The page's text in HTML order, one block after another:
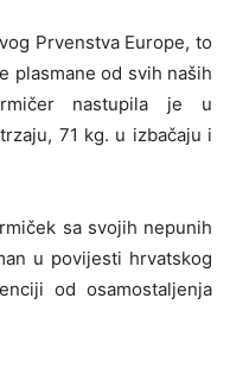
Prvenstva Europe, to
plasmane od svih naših
nastupila je u
71 kg. u izbačaju i
sa svojih nepunih
u povijesti hrvatskog
od osamostaljenja